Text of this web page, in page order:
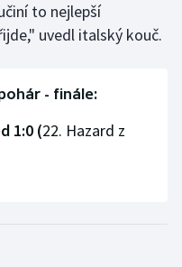
to nejlepší
uvedl italský kouč.
- finále:
1:0 (22. Hazard z